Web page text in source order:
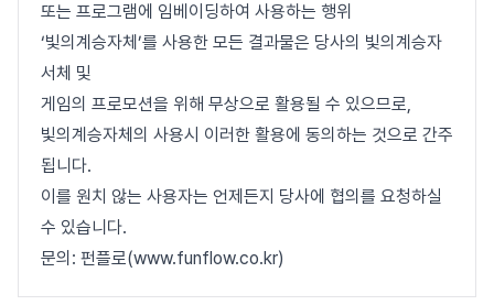
또는 프로그램에 임베이딩하여 사용하는 행위
‘빛의계승자체’를 사용한 모든 결과물은 당사의 빛의계승자
서체 및
게임의 프로모션을 위해 무상으로 활용될 수 있으므로,
빛의계승자체의 사용시 이러한 활용에 동의하는 것으로 간주
됩니다.
이를 원치 않는 사용자는 언제든지 당사에 협의를 요청하실
수 있습니다.
문의: 펀플로(www.funflow.co.kr)